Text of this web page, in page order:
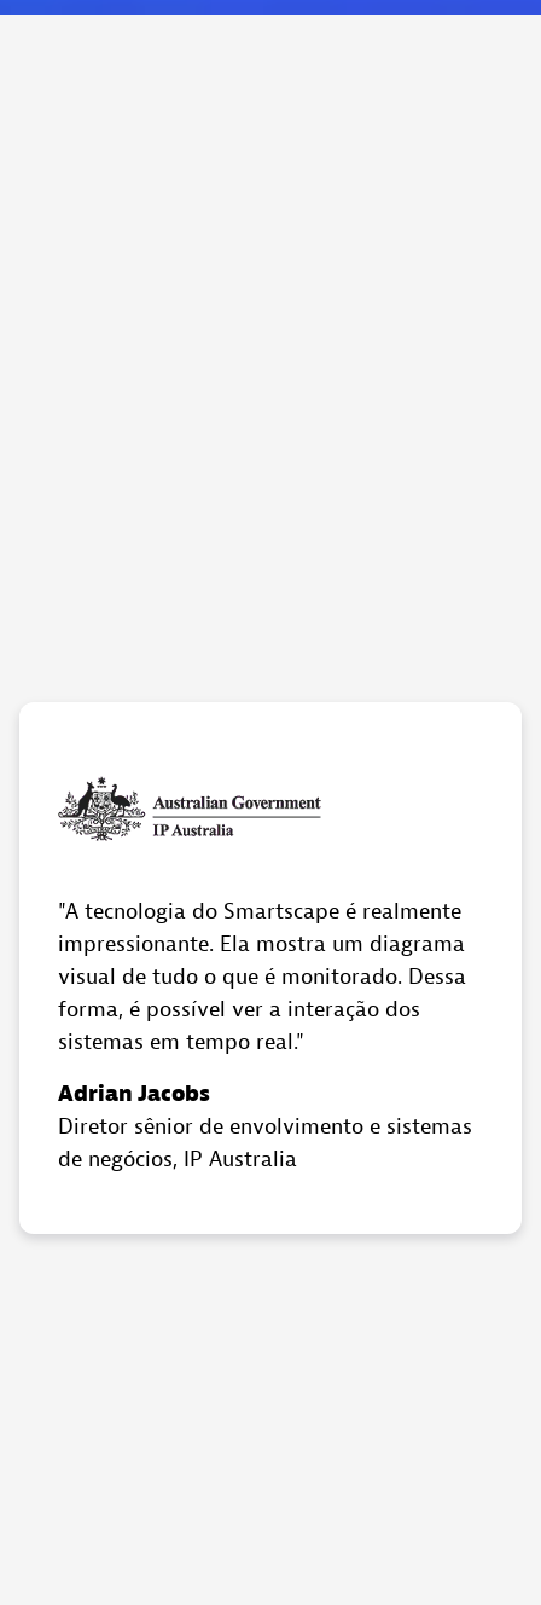
A tecnologia do Smartscape é realmente
impressionante. Ela mostra um diagrama
visual de tudo o que é monitorado. Dessa
forma, é possível ver a interação dos
sistemas em tempo real.
Adrian Jacobs
Diretor sênior de envolvimento e sistemas
de negócios, IP Australia